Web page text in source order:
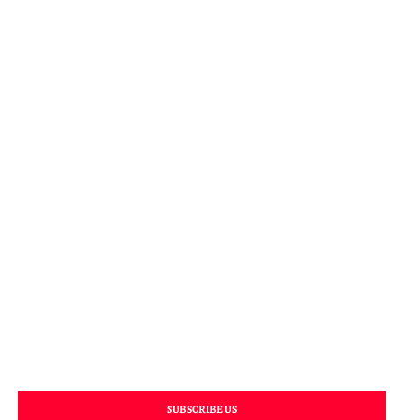
SUBSCRIBE US